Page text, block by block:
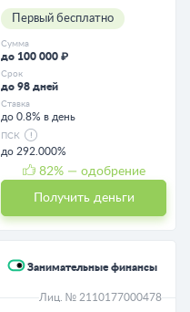
Первый бесплатно
Сумма
до 100 000 ₽
Срок
до 98 дней
Ставка
до 0.8% в день
ПСК
до 292.000%
82% — одобрение
Получить деньги
Занимательные финансы
Лиц. № 2110177000478